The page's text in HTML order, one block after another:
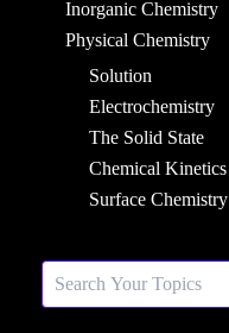
Inorganic Chemistry
Physical Chemistry
Solution
Electrochemistry
The Solid State
Chemical Kinetics
Surface Chemistry